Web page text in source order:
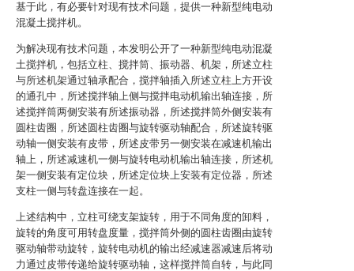
基于此，有必要针对现有技术问题，提供一种新型纯电动
混凝土搅拌机。
为解决现有技术问题，本发明公开了一种新型纯电动混凝
土搅拌机，包括立柱、搅拌筒、振动器、机架，所述立柱
与所述机架通过轴承配合，搅拌轴插入所述立柱上方开设
的通孔中，所述搅拌轴上侧与搅拌电动机输出轴连接，所
述搅拌筒两侧安装有所述振动器，所述搅拌筒外侧安装有
圆柱齿圈，所述圆柱齿圈与旋转驱动轴配合，所述旋转驱
动轴一侧安装有皮带，所述皮带另一侧安装在减速机输出
轴上，所述减速机一侧与旋转电动机输出轴连接，所述机
架一侧安装有定位块，所述定位块上安装有定位器，所述
支柱一侧与转盘连接在一起。
上述结构中，立柱可绕支架旋转，用于不同角度的卸料，
旋转的角度可用转盘度量，搅拌筒外侧的圆柱齿圈由旋转
驱动轴带动旋转，旋转电动机的输出经减速器减速后将动
力通过皮带传递给旋转驱动轴，这样搅拌筒自转，与此同